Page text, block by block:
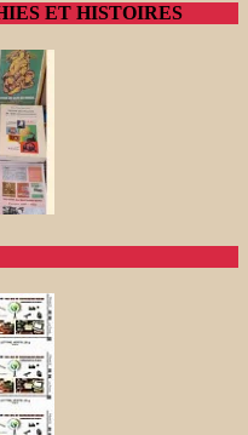
ET HISTOIRES